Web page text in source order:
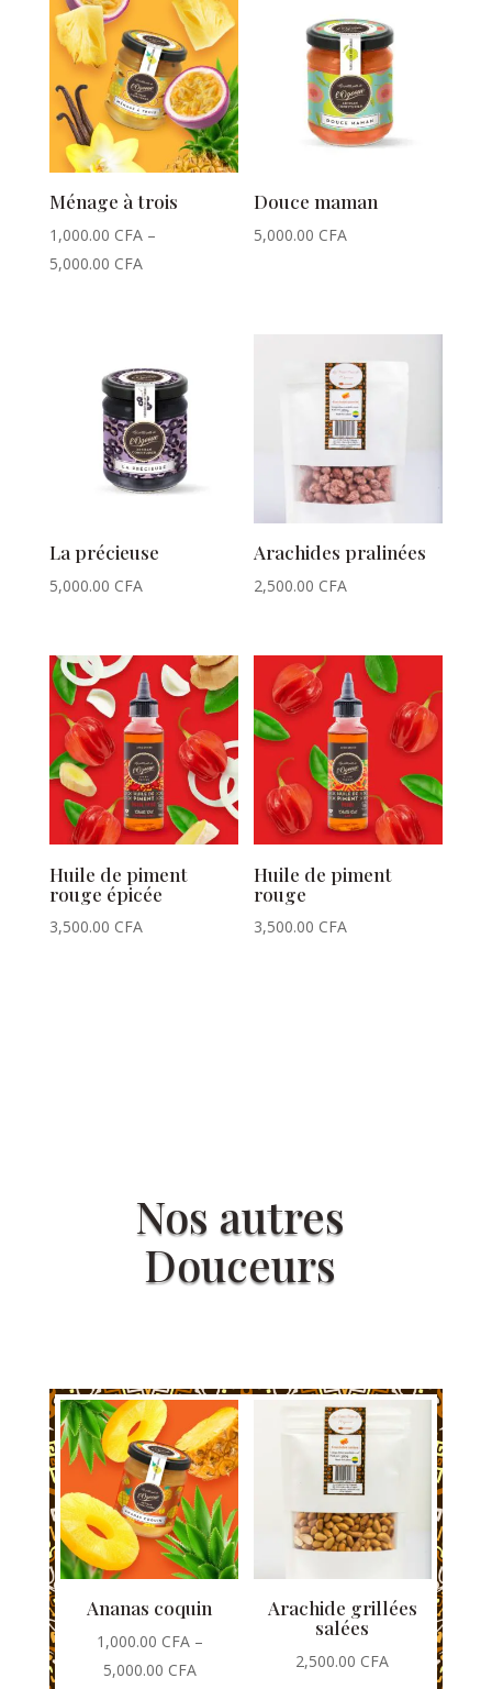
Ménage à trois
1,000.00 CFA–
5,000.00 CFA
Douce maman
5,000.00 CFA
La précieuse
5,000.00 CFA
Arachides pralinées
2,500.00 CFA
Huile de piment
rouge épicée
3,500.00 CFA
Huile de piment
rouge
3,500.00 CFA
Nos autres
Douceurs
Ananas coquin
1,000.00 CFA–
5,000.00 CFA
Arachide grillées
salées
2,500.00 CFA